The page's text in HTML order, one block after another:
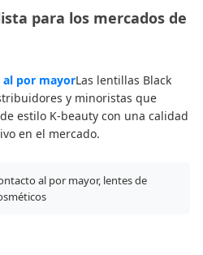
para los mercados de
por mayorLas lentillas Black
y minoristas que
estilo K-beauty con una calidad
en el mercado.
al por mayor, lentes de